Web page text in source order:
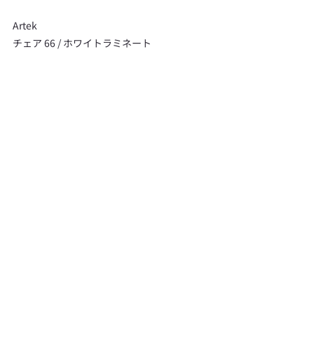
Artek
チェア 66 / ホワイトラミネート